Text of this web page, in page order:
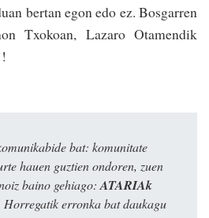
bertan egon edo ez. Bosgarren
Txokoan, Lazaro Otamendik
bat: komunitate
hauen guztien ondoren, zuen
baino gehiago: ATARIAk
Horregatik erronka bat daukagu